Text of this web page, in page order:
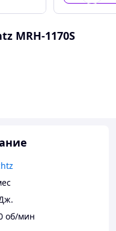
MRH-1170S
об/мин